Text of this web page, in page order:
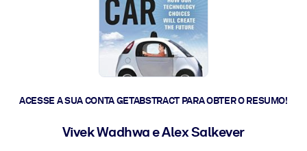
ACESSE A SUA CONTA GETABSTRACT PARA OBTER O RESUMO!
Vivek Wadhwa e Alex Salkever